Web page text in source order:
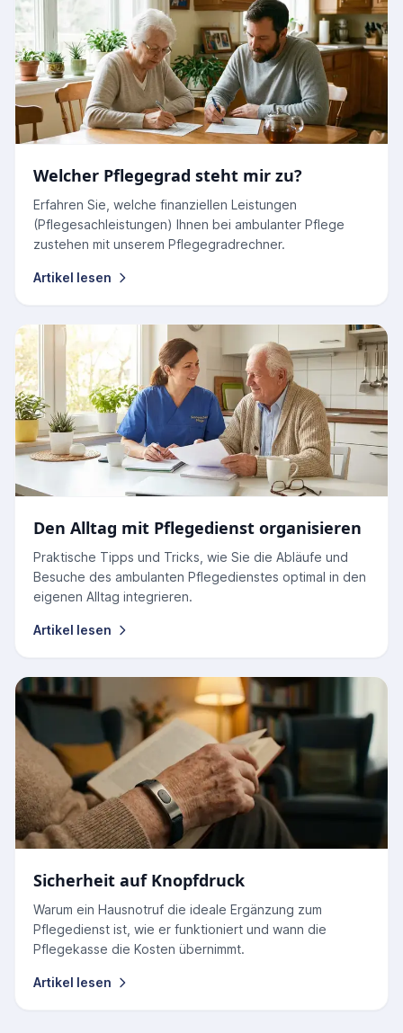
Welcher Pflegegrad steht mir zu?
Erfahren Sie, welche finanziellen Leistungen
(Pflegesachleistungen) Ihnen bei ambulanter Pflege
zustehen mit unserem Pflegegradrechner.
Artikel lesen
Den Alltag mit Pflegedienst organisieren
Praktische Tipps und Tricks, wie Sie die Abläufe und
Besuche des ambulanten Pflegedienstes optimal in den
eigenen Alltag integrieren.
Artikel lesen
Sicherheit auf Knopfdruck
Warum ein Hausnotruf die ideale Ergänzung zum
Pflegedienst ist, wie er funktioniert und wann die
Pflegekasse die Kosten übernimmt.
Artikel lesen